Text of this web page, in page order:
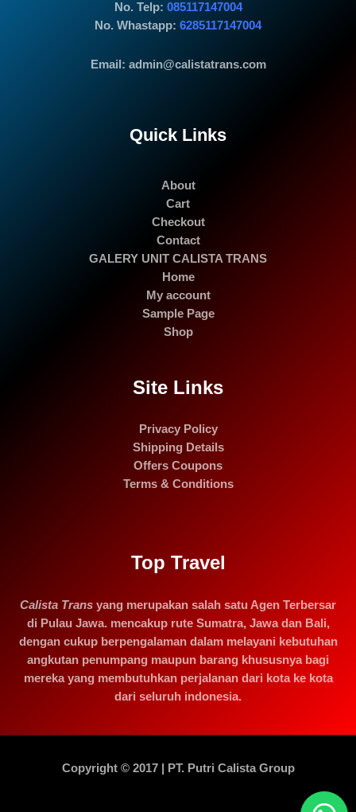
No. Telp: 085117147004
No. Whastapp: 6285117147004
Email: admin@calistatrans.com
Quick Links
About
Cart
Checkout
Contact
GALERY UNIT CALISTA TRANS
Home
My account
Sample Page
Shop
Site Links
Privacy Policy
Shipping Details
Offers Coupons
Terms & Conditions
Top Travel
Calista Trans yang merupakan salah satu Agen Terbersar
di Pulau Jawa. mencakup rute Sumatra, Jawa dan Bali,
dengan cukup berpengalaman dalam melayani kebutuhan
angkutan penumpang maupun barang khususnya bagi
mereka yang membutuhkan perjalanan dari kota ke kota
dari seluruh indonesia.
Copyright © 2017 | PT. Putri Calista Group